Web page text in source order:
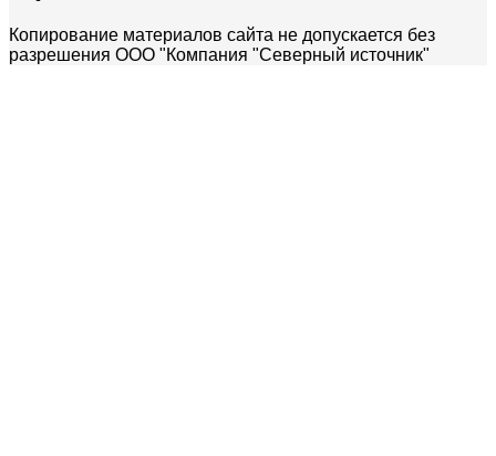
Копирование материалов сайта не допускается без
разрешения ООО "Компания "Северный источник"